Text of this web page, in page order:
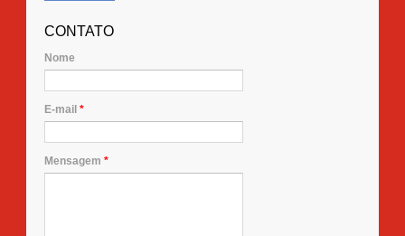
CONTATO
Nome
E-mail *
Mensagem *